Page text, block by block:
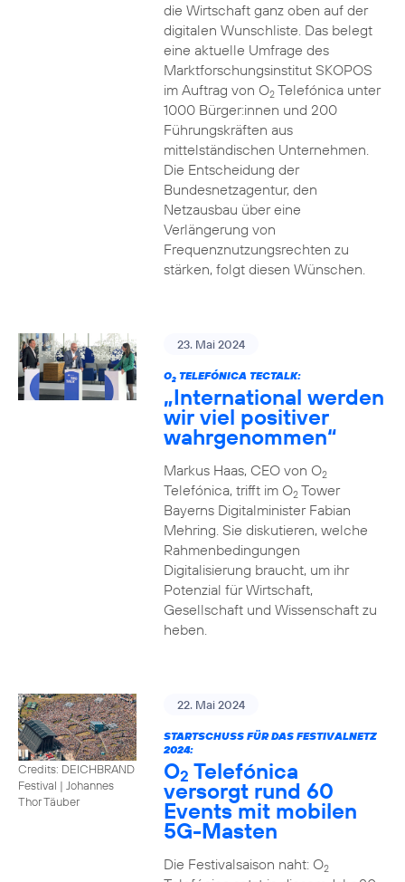
die Wirtschaft ganz oben auf der
digitalen Wunschliste. Das belegt
eine aktuelle Umfrage des
Marktforschungsinstitut SKOPOS
im Auftrag von O2Telefónica unter
1000 Bürger:innen und 200
Führungskräften aus
mittelständischen Unternehmen.
Die Entscheidung der
Bundesnetzagentur, den
Netzausbau über eine
Verlängerung von
Frequenznutzungsrechten zu
stärken, folgt diesen Wünschen.
23. Mai 2024
O2TELEFÓNICA TECTALK:
„International werden
wir viel positiver
wahrgenommen“
Markus Haas, CEO von O2
Telefónica, trifft im O2Tower
Bayerns Digitalminister Fabian
Mehring. Sie diskutieren, welche
Rahmenbedingungen
Digitalisierung braucht, um ihr
Potenzial für Wirtschaft,
Gesellschaft und Wissenschaft zu
heben.
Credits: DEICHBRAND
Festival | Johannes
Thor Täuber
22. Mai 2024
STARTSCHUSS FÜR DAS FESTIVALNETZ
2024:
O2 Telefónica
versorgt rund 60
Events mit mobilen
5G-Masten
Die Festivalsaison naht: O2